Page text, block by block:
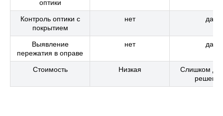
оптики
Контроль оптики с
покрытием
нет да
Выявление
пережатия в оправе
нет да
Стоимость Низкая
Слишком